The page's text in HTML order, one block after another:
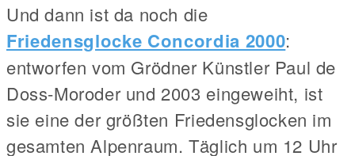
Und dann ist da noch die
Friedensglocke Concordia 2000:
entworfen vom Grödner Künstler Paul de
Doss-Moroder und 2003 eingeweiht, ist
sie eine der größten Friedensglocken im
gesamten Alpenraum. Täglich um 12 Uhr